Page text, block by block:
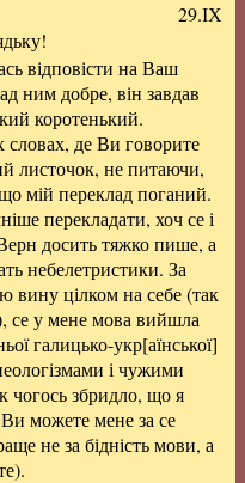
29.ІХ
відповісти на Ваш
ним добре, він завдав
коротенький.
де Ви говорите
листочок, не питаючи,
мій переклад поганий.
перекладати, хоч се і
досить тяжко пише, а
небелетристики. За
вину цілком на себе (так
се у мене мова вийшла
галицько-укр[аїнської]
і чужими
чогось збридло, що я
Ви можете мене за се
не за бідність мови, а